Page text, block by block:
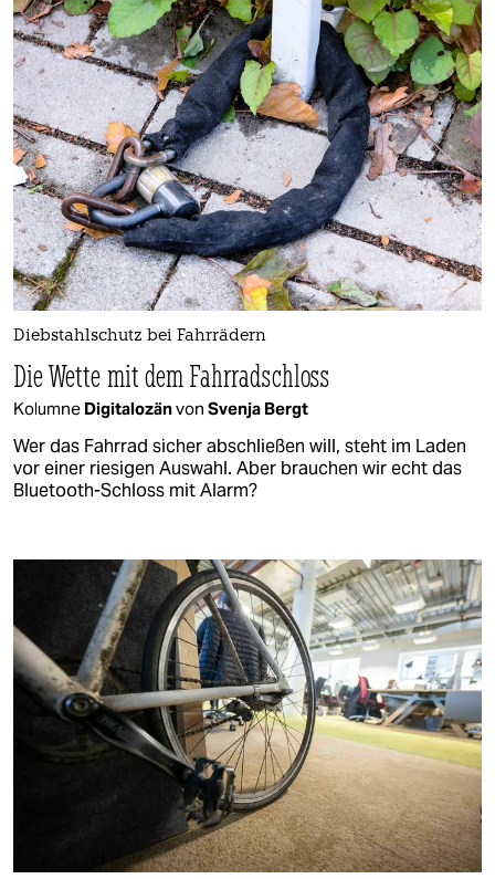
Diebstahlschutz bei Fahrrädern
Die Wette mit dem Fahrradschloss
Kolumne Digitalozänvon Svenja Bergt
Wer das Fahrrad sicher abschließen will, steht im Laden
vor einer riesigen Auswahl. Aber brauchen wir echt das
Bluetooth-Schloss mit Alarm?